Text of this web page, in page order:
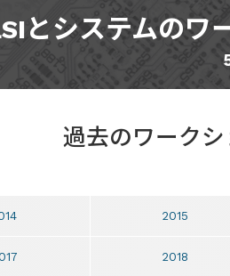
とシステムのワ
過去のワーク
2015
2018